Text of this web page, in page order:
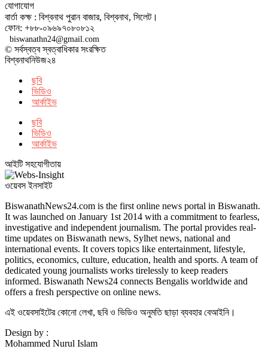
যোগাযোগ
বার্তা কক্ষ : বিশ্বনাথ পুরান বাজার, বিশ্বনাথ, সিলেট।
ফোন: +৮৮-০৯৬৯৭০৮০৮১২
biswanathn24@gmail.com
© সর্বস্বত্ব স্বত্বাধিকার সংরক্ষিত
বিশ্বনাথনিউজ২৪
ছবি
ভিডিও
আর্কাইভ
ছবি
ভিডিও
আর্কাইভ
আইটি সহযোগীতায়
ওয়েবস ইনসাইট
BiswanathNews24.com is the first online news portal in Biswanath.
It was launched on January 1st 2014 with a commitment to fearless,
investigative and independent journalism. The portal provides real-
time updates on Biswanath news, Sylhet news, national and
international events. It covers topics like entertainment, lifestyle,
politics, economics, culture, education, health and sports. A team of
dedicated young journalists works tirelessly to keep readers
informed. Biswanath News24 connects Bengalis worldwide and
offers a fresh perspective on online news.
এই ওয়েবসাইটের কোনো লেখা, ছবি ও ভিডিও অনুমতি ছাড়া ব্যবহার বেআইনি।
Design by :
Mohammed Nurul Islam